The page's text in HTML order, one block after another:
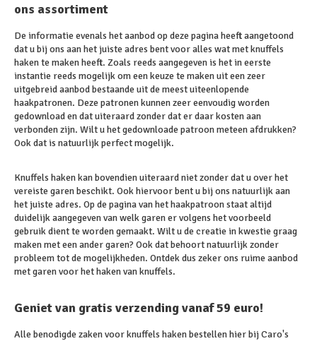
ons assortiment
De informatie evenals het aanbod op deze pagina heeft aangetoond
dat u bij ons aan het juiste adres bent voor alles wat met knuffels
haken te maken heeft. Zoals reeds aangegeven is het in eerste
instantie reeds mogelijk om een keuze te maken uit een zeer
uitgebreid aanbod bestaande uit de meest uiteenlopende
haakpatronen. Deze patronen kunnen zeer eenvoudig worden
gedownload en dat uiteraard zonder dat er daar kosten aan
verbonden zijn. Wilt u het gedownloade patroon meteen afdrukken?
Ook dat is natuurlijk perfect mogelijk.
Knuffels haken kan bovendien uiteraard niet zonder dat u over het
vereiste garen beschikt. Ook hiervoor bent u bij ons natuurlijk aan
het juiste adres. Op de pagina van het haakpatroon staat altijd
duidelijk aangegeven van welk garen er volgens het voorbeeld
gebruik dient te worden gemaakt. Wilt u de creatie in kwestie graag
maken met een ander garen? Ook dat behoort natuurlijk zonder
probleem tot de mogelijkheden. Ontdek dus zeker ons ruime aanbod
met garen voor het haken van knuffels.
Geniet van gratis verzending vanaf 59 euro!
Alle benodigde zaken voor knuffels haken bestellen hier bij Caro's